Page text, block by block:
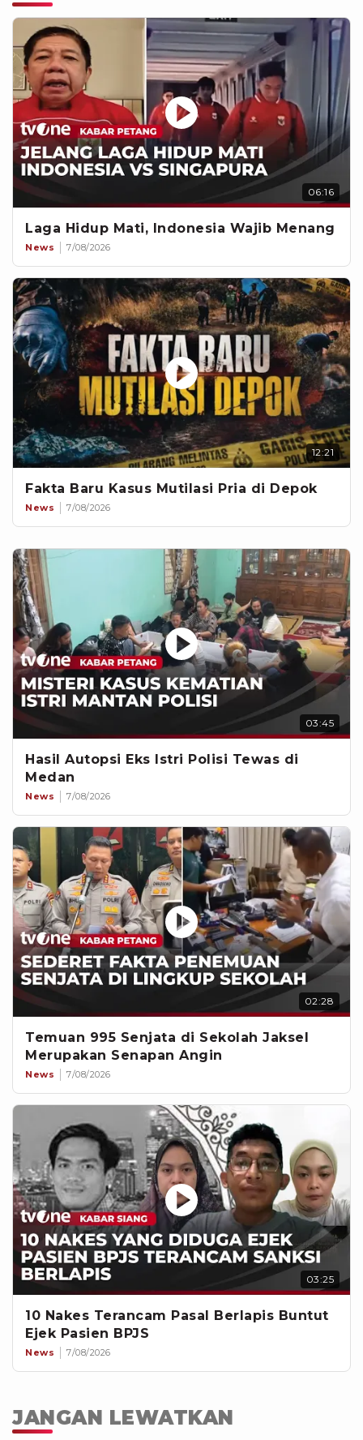
06:16
Laga Hidup Mati, Indonesia Wajib Menang
News 7/08/2026
12:21
Fakta Baru Kasus Mutilasi Pria di Depok
News 7/08/2026
03:45
Hasil Autopsi Eks Istri Polisi Tewas di
Medan
News 7/08/2026
02:28
Temuan 995 Senjata di Sekolah Jaksel
Merupakan Senapan Angin
News 7/08/2026
03:25
10 Nakes Terancam Pasal Berlapis Buntut
Ejek Pasien BPJS
News 7/08/2026
JANGAN LEWATKAN